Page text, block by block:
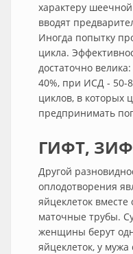
характеру
вводят
Иногда попытку
цикла.
достаточно
40%, при ИСД - 50-
циклов, в которых
предпринимать
ГИФТ,
Другой
оплодотворения
яйцеклеток
маточные трубы.
женщины берут
яйцеклеток, у